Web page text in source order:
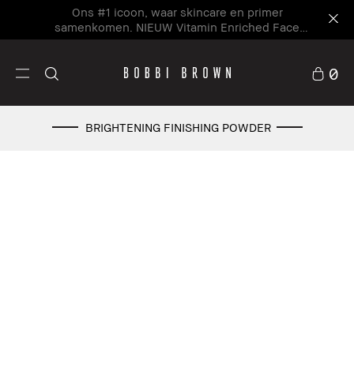
Ons #1 icoon, waar skincare en primer
samenkomen. NIEUW Vitamin Enriched Face
Base+
0
BRIGHTENING FINISHING POWDER